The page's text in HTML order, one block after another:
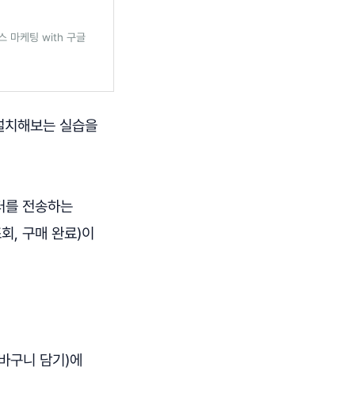
마케팅 with 구글
해보는 실습을
를 전송하는
, 구매 완료)이
구니 담기)에